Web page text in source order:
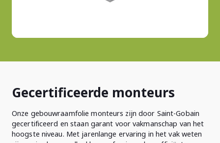
Gecertificeerde monteurs
Onze gebouwraamfolie monteurs zijn door Saint-Gobain
gecertificeerd en staan garant voor vakmanschap van het
hoogste niveau. Met jarenlange ervaring in het vak weten